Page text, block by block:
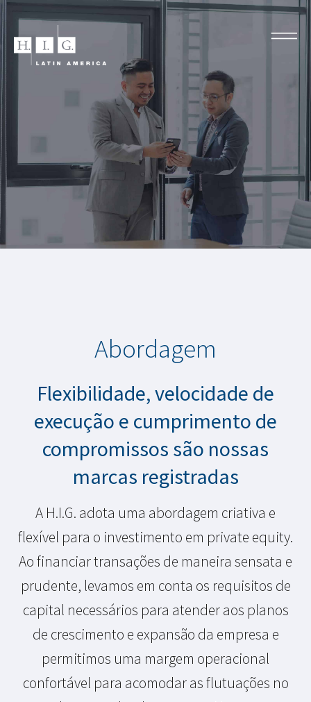
Abordagem
Flexibilidade, velocidade de
execução e cumprimento de
compromissos são nossas
marcas registradas
A H.I.G. adota uma abordagem criativa e
flexível para o investimento em private equity.
Ao financiar transações de maneira sensata e
prudente, levamos em conta os requisitos de
capital necessários para atender aos planos
de crescimento e expansão da empresa e
permitimos uma margem operacional
confortável para acomodar as flutuações no